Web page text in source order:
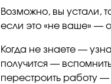
Возможно, вы устали,
если это «не ваше» —
Когда не знаете —
получится —
перестроить работу —